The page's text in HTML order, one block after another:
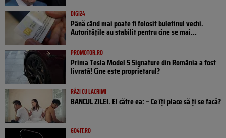
DIGI24
Până când mai poate fi folosit buletinul vechi.
Autoritățile au stabilit pentru cine se mai...
PROMOTOR.RO
Prima Tesla Model S Signature din România a fost
livrată! Cine este proprietarul?
RÂZI CU LACRIMI
BANCUL ZILEI. El către ea: – Ce îți place să ți se facă?
GO4IT.RO